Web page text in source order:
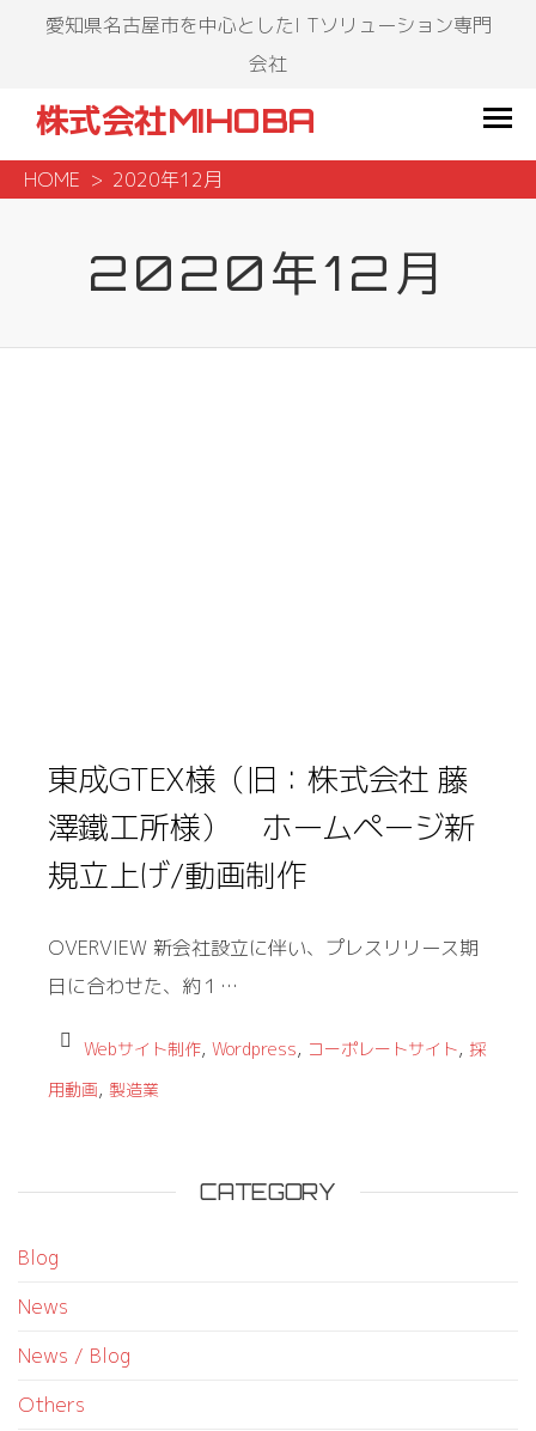
愛知県名古屋市を中心としたI Tソリューション専門
会社
株式会社MIHOBA
HOME 2020年12月
2020年12月
東成GTEX様（旧：株式会社 藤
澤鐵工所様） ホームページ新
規立上げ/動画制作
OVERVIEW 新会社設立に伴い、プレスリリース期
日に合わせた、約１…
Webサイト制作, Wordpress, コーポレートサイト, 採
用動画, 製造業
CATEGORY
Blog
News
News / Blog
Others